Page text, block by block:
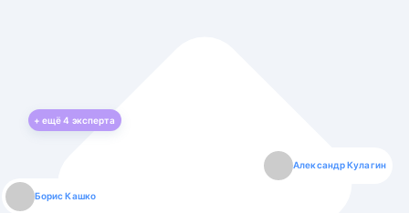
+ ещё4 эксперта
Борис Кашко
Александр Кулагин
Юлия Изоитко
Даниил Макаров
Александр Кулагин
Екатерина Лазаренко
Даниил Макаров
Борис Кашко
Екатерина Лазаренко
Юлия Изоитко